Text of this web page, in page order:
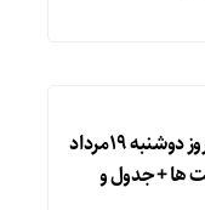
قیمت طلا و سکه امروز دوشنبه 19مرداد
ها + جدول و